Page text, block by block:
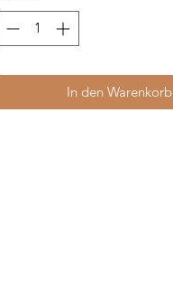
In den Warenkorb